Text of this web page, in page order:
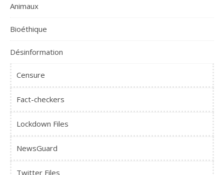
Animaux
Bioéthique
Désinformation
Censure
Fact-checkers
Lockdown Files
NewsGuard
Twitter Files